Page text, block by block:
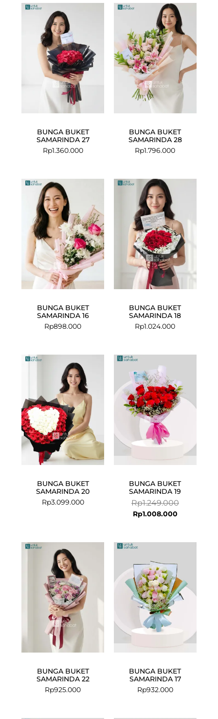
BUNGA BUKET
SAMARINDA 27
Rp1.360.000
BUNGA BUKET
SAMARINDA 28
Rp1.796.000
BUNGA BUKET
SAMARINDA 16
Rp898.000
BUNGA BUKET
SAMARINDA 18
Rp1.024.000
BUNGA BUKET
SAMARINDA 20
Rp3.099.000
BUNGA BUKET
SAMARINDA 19
Rp1.249.000
was:
Rp1.008.000
is:
BUNGA BUKET
SAMARINDA 22
Rp925.000
BUNGA BUKET
SAMARINDA 17
Rp932.000